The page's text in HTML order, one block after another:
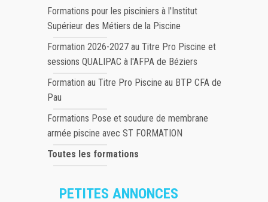
Formations pour les pisciniers à l'Institut
Supérieur des Métiers de la Piscine
Formation 2026-2027 au Titre Pro Piscine et
sessions QUALIPAC à l'AFPA de Béziers
Formation au Titre Pro Piscine au BTP CFA de
Pau
Formations Pose et soudure de membrane
armée piscine avec ST FORMATION
Toutes les formations
PETITES ANNONCES